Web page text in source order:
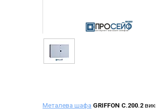
Металева шафа GRIFFON C.200.2